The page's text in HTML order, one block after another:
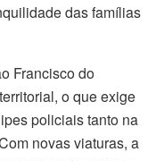
das famílias
Francisco do
o que exige
policiais tanto na
novas viaturas, a